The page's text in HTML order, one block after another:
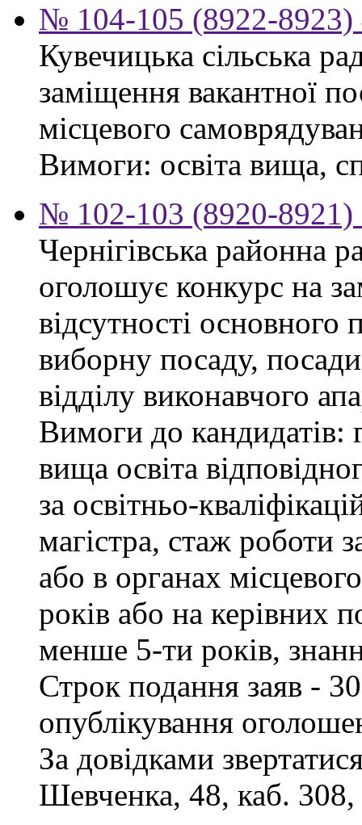
№ 104-105 (8922-8923)
Кувечицька сільська
заміщення вакантної
місцевого
Вимоги: освіта вища,
№ 102-103 (8920-8921)
Чернігівська районна
оголошує конкурс на
відсутності основного
виборну посаду,
відділу виконавчого
Вимоги до кандидатів:
вища освіта
за освітньо-
магістра, стаж роботи
або в органах
років або на керівних
менше 5-ти років,
Строк подання заяв -
опублікування
За довідками
Шевченка, 48, каб.